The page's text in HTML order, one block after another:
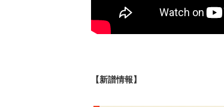
【新譜情報】